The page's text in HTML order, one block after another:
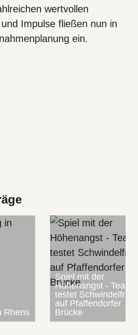
wertvollen
Impulse fließen nun in
ein.
Rhens
Spiel mit der
Höhenangst - Team
testet
auf Pfaffendorfer
Brücke